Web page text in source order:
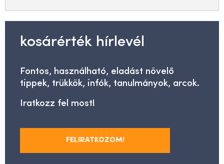
kosárérték hírlevél
Fontos, használható, eladást növelő
tippek, trükkök, infók, tanulmányok, arcok.
Iratkozz fel most!
FELIRATKOZOM!